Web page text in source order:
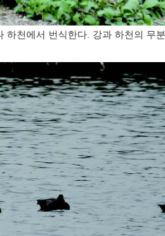
천에서 번식한다. 강과 하천의 무